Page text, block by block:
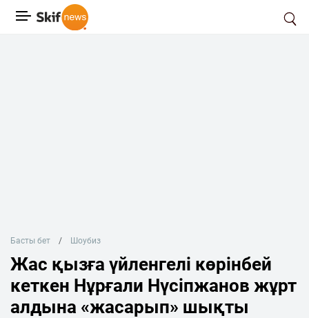
Басты бет Шоубиз
Жас қызға үйленгелі көрінбей
кеткен Нұрғали Нүсіпжанов жұрт
алдына «жасарып» шықты